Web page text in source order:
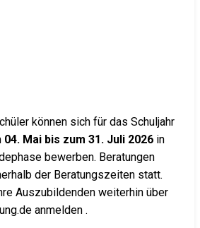
können sich für das Schuljahr
04. Mai bis zum 31. Juli 2026 in
bewerben. Beratungen
der Beratungszeiten statt.
Auszubildenden weiterhin über
anmelden .